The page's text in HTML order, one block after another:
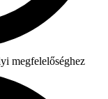
megfelelőséghez